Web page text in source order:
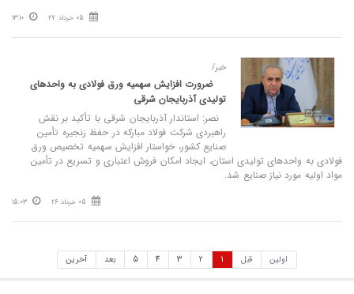
05 خرداد 27 13:10
خبر/
ضرورت افزایش سهمیه ورق فولادی به واحدهای
تولیدی آذربایجان شرقی
نصر: استاندار آذربایجان شرقی با تأکید بر نقش
راهبردی شرکت فولاد مبارکه در حفظ زنجیره تأمین
صنایع کشور، خواستار افزایش سهمیه تخصیص ورق
فولادی به واحدهای تولیدی استان، ایجاد امکان فروش اعتباری و تسریع در تأمین
مواد اولیه مورد نیاز صنایع شد.
05 خرداد 26 15:03
اولین قبل 1
2
3
4
5 بعد آخرین